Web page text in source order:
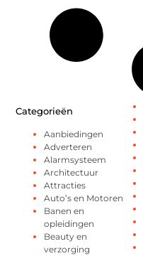
Categorieën
Aanbiedingen
Adverteren
Alarmsysteem
Architectuur
Attracties
Auto’s en Motoren
Banen en
opleidingen
Beauty en
verzorging